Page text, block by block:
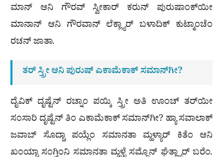
ಮಾನ್ ಆನಿ ಗೌರವ್ ಸ್ವೀಕಾರ್ ಕರುನ್ ಪುರುಷಾಂಕ್‍ಯೀ
ಮಾನಾನ್ ಆನಿ ಗೌರವಾನ್ ಲೆಕ್ಲ್ಯಾರ್ ಬಳಾದಿಕ್ ಕುಟ್ಮಾಂಚೆಂ
ರಚನ್ ಜಾತಾ.
ತರ್ ಸ್ತ್ರೀ ಆನಿ ಪುರುಷ್ ಎಕಾಮೆಕಾಕ್ ಸಮಾನ್‍ಗೀ?
ದೈವಿಕ್ ದೃಷ್ಟೆನ್ ರಚ್ನಾಂ ಪಯ್ಕಿ ಸ್ತ್ರೀ ಅತಿ ಊಂಚ್ ತರ್‌ಯೀ
ಸಂಸಾರಿ ದೃಷ್ಟೆನ್ ತಿಂ ಎಕಾಮೆಕಾಕ್ ಸಮಾನ್‍ಗೀ? ಹ್ಯಾ ಸವಾಲಾಕ್
ಜವಾಬ್ ಸೊದ್ಚಾ ಪಯ್ಲೆಂ ಸಮಾನತಾ ಮ್ಹಳ್ಯಾರ್ ಕಿತೆಂ ಆನಿ
ಖಂಯ್ಚಾ ಸಂಗ್ತಿಂನಿ ಸಮಾನತಾ ಮ್ಹಳ್ಳೆ ಸಮ್ಜೊನ್ ಘೆತ್ಲ್ಯಾರ್ ಬರೆಂ.